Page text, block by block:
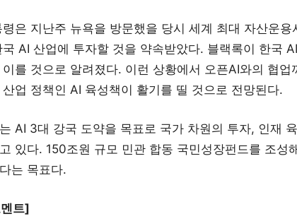
은 지난주 뉴욕을 방문했을 당시 세계 최대 자산운용
AI 산업에 투자할 것을 약속받았다. 블랙록이 한국
를 것으로 알려졌다. 이런 상황에서 오픈AI와의 협업
업 정책인 AI 육성책이 활기를 띨 것으로 전망된다.
AI 3대 강국 도약을 목표로 국가 차원의 투자, 인재
있다. 150조원 규모 민관 합동 국민성장펀드를 조성
는 목표다.
트]